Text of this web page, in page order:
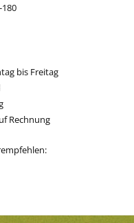
180
bis Freitag
Rechnung